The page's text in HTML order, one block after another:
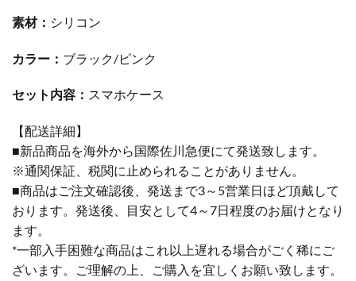
素材： シリコン
カラー： ブラック/ピンク
セット内容： スマホケース
【配送詳細】
■新品商品を海外から国際佐川急便にて発送致します。
※通関保証、税関に止められることがありません。
■商品はご注文確認後、発送まで3～5営業日ほど頂戴して
おります。発送後、目安として4～7日程度のお届けとなり
ます。
*一部入手困難な商品はこれ以上遅れる場合がごく稀にご
ざいます。ご理解の上、ご購入を宜しくお願い致します。